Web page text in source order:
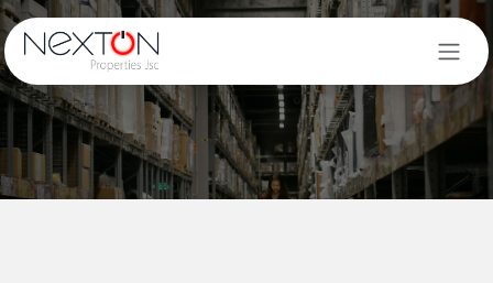
Преминете към съдържание